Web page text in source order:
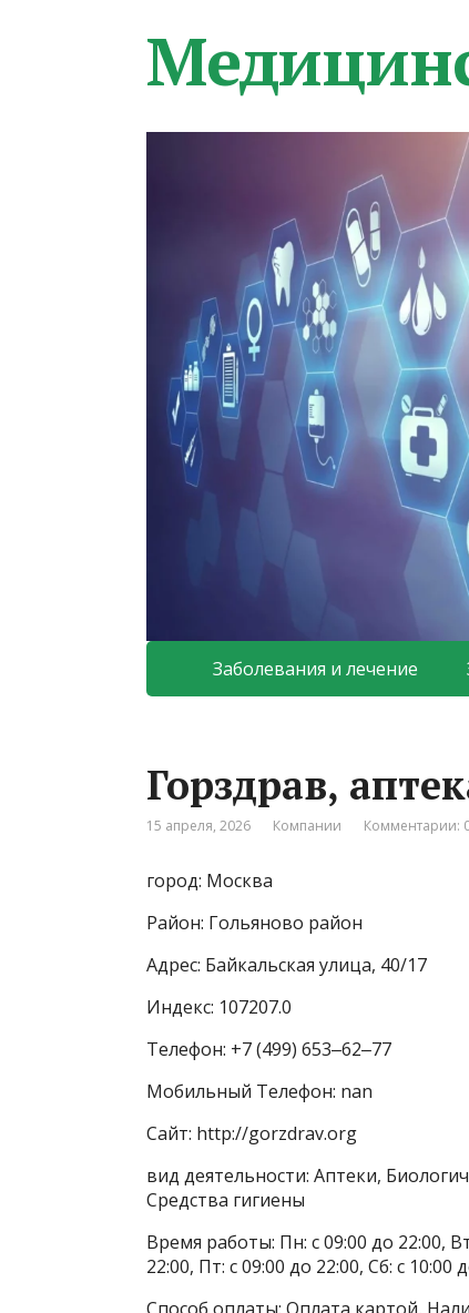
Заболевания и лечение
Горздрав,
15 апреля, 2026 Компании Комментарии:
город: Москва
Район: Гольяново район
Адрес: Байкальская улица, 40/17
Индекс: 107207.0
Телефон: +7 (499) 653‒62‒77
Мобильный Телефон: nan
Сайт: http://gorzdrav.org
вид деятельности: Аптеки,
Средства гигиены
Время работы: Пн: с 09:00 до 22:00,
22:00, Пт: с 09:00 до 22:00, Сб: с 10:00